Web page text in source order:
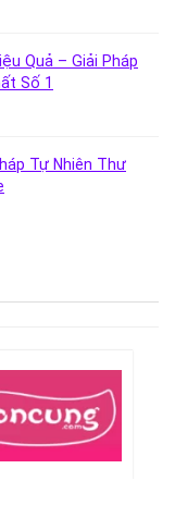
Quả – Giải Pháp
Số 1
Tự Nhiên Thư